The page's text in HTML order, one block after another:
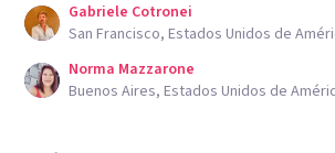
Gabriele Cotronei
San Francisco, Estados Unidos de
Norma Mazzarone
Buenos Aires, Estados Unidos de